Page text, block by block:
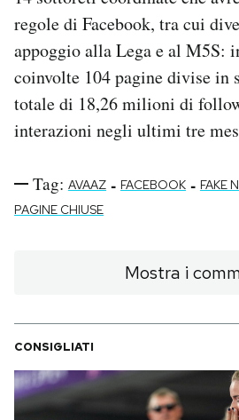
regole di Facebook, tra cui
appoggio alla Lega e al M5S:
coinvolte 104 pagine divise in
totale di 18,26 milioni di
interazioni negli ultimi tre
Tag: AVAAZ - FACEBOOK - FAKE
PAGINE CHIUSE
Mostra i
CONSIGLIATI